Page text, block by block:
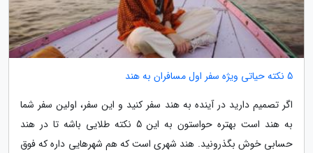
5 نکته حیاتی ویژه سفر اول مسافران به هند
اگر تصمیم دارید در آینده به هند سفر کنید و این سفر، اولین سفر شما
به هند است بهتره حواستون به این 5 نکته طلایی باشه تا در هند
حسابی خوش بگذرونید. هند شهری است که هم شهرهایی داره که فوق